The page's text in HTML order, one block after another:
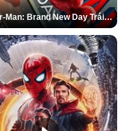
Spider-Man: Brand New Day Tráiler (3)